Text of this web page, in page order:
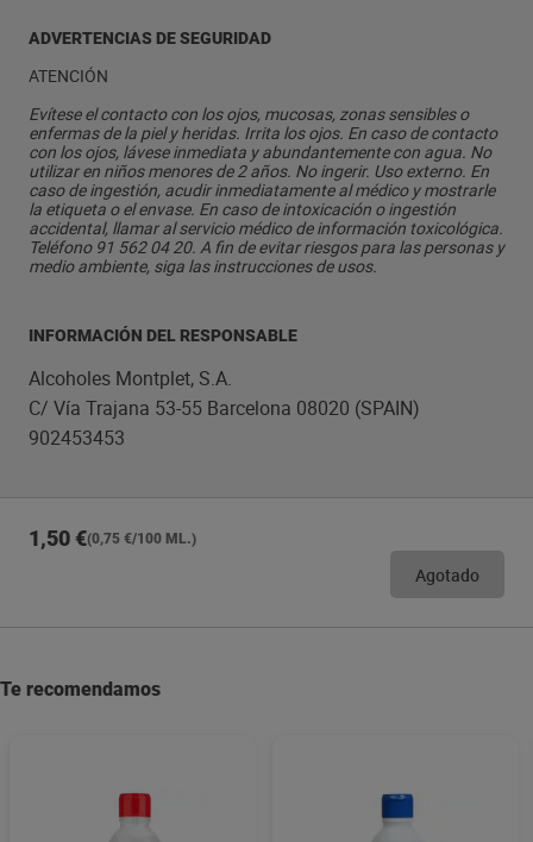
ADVERTENCIAS DE SEGURIDAD
ATENCIÓN
Evítese el contacto con los ojos, mucosas, zonas sensibles o
enfermas de la piel y heridas. Irrita los ojos. En caso de contacto
con los ojos, lávese inmediata y abundantemente con agua. No
utilizar en niños menores de 2 años. No ingerir. Uso externo. En
caso de ingestión, acudir inmediatamente al médico y mostrarle
la etiqueta o el envase. En caso de intoxicación o ingestión
accidental, llamar al servicio médico de información toxicológica.
Teléfono 91 562 04 20. A fin de evitar riesgos para las personas y
medio ambiente, siga las instrucciones de usos.
INFORMACIÓN DEL RESPONSABLE
Alcoholes Montplet, S.A.
C/ Vía Trajana 53-55 Barcelona 08020 (SPAIN)
902453453
1,50 €(0,75 €/100 ML.)
Agotado
Te recomendamos